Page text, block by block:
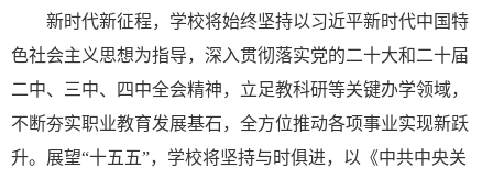
新时代新征程，学校将始终坚持以习近平新时代中国特
色社会主义思想为指导，深入贯彻落实党的二十大和二十届
二中、三中、四中全会精神，立足教科研等关键办学领域，
不断夯实职业教育发展基石，全方位推动各项事业实现新跃
升。展望“十五五”，学校将坚持与时俱进，以《中共中央关